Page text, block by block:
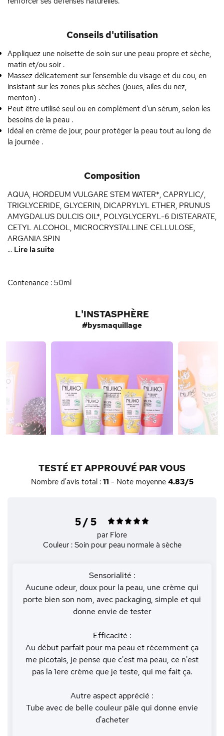
Conseils d'utilisation
Appliquez une noisette de soin sur une peau propre et sèche,
matin et/ou soir .
Massez délicatement sur l’ensemble du visage et du cou, en
insistant sur les zones plus sèches (joues, ailes du nez,
menton) .
Peut être utilisé seul ou en complément d’un sérum, selon les
besoins de la peau .
Idéal en crème de jour, pour protéger la peau tout au long de
la journée .
Composition
AQUA, HORDEUM VULGARE STEM WATER*, CAPRYLIC/,
TRIGLYCERIDE, GLYCERIN, DICAPRYLYL ETHER, PRUNUS
AMYGDALUS DULCIS OIL*, POLYGLYCERYL-6 DISTEARATE,
CETYL ALCOHOL, MICROCRYSTALLINE CELLULOSE,
ARGANIA SPIN
... Lire la suite
Contenance : 50ml
L'INSTASPHÈRE
#bysmaquillage
TESTÉ ET APPROUVÉ PAR VOUS
Nombre d'avis total : 11 - Note moyenne 4.83/5
5 / 5
par Flore
Couleur : Soin pour peau normale à sèche
Sensorialité :
Aucune odeur, doux pour la peau, une crème qui
porte bien son nom, avec packaging, simple et qui
donne envie de tester
Efficacité :
Au début parfait pour ma peau et récemment ça
me picotais, je pense que c'est ma peau, ce n'est
pas la 1ere crème que je teste, qui me fait ça.
Autre aspect apprécié :
Tube avec de belle couleur pâle qui donne envie
d'acheter